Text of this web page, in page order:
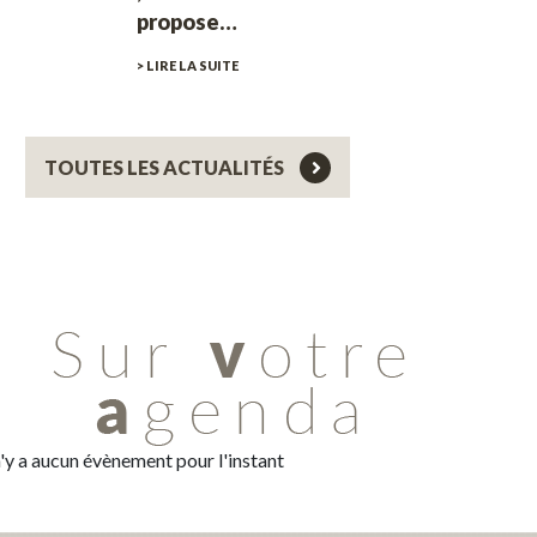
propose…
> LIRE LA SUITE
TOUTES LES ACTUALITÉS
a aucun évènement pour l'instant